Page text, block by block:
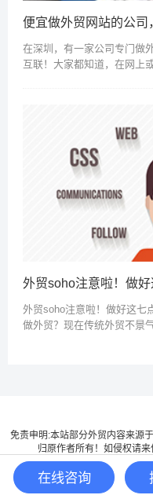
便宜做外贸网站的公司
在深圳，有一家公司专门做
互联！大家都知道，在网上
外贸soho注意啦！做好这七
做外贸？现在传统外贸不景
免责申明:本站部分外贸内容来源
归原作者所有！如侵权请
Copyright @ 2015-2021 |粤
Powered by Z-
在线咨询